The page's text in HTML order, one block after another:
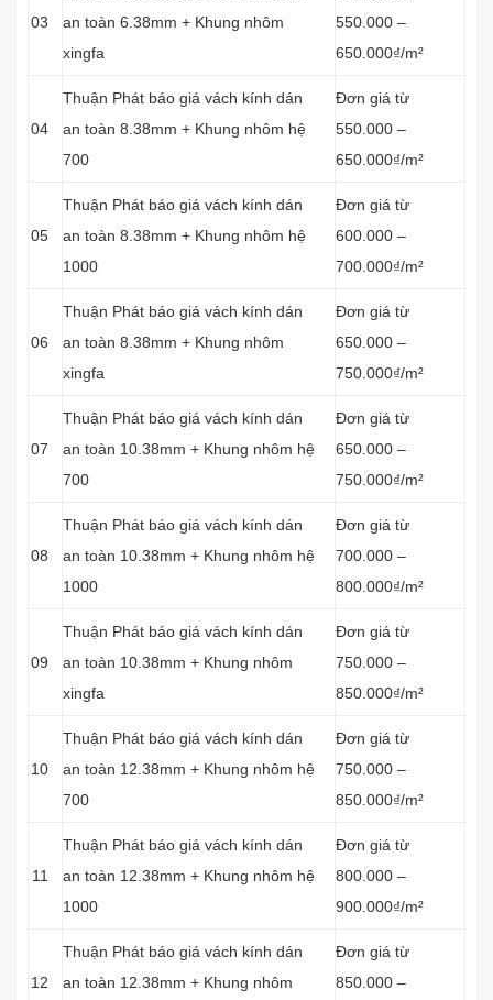
03
an toàn 6.38mm + Khung nhôm
xingfa
550.000 –
650.000₫/m²
04
Thuận Phát báo giá vách kính dán
an toàn 8.38mm + Khung nhôm hệ
700
Đơn giá từ
550.000 –
650.000₫/m²
05
Thuận Phát báo giá vách kính dán
an toàn 8.38mm + Khung nhôm hệ
1000
Đơn giá từ
600.000 –
700.000₫/m²
06
Thuận Phát báo giá vách kính dán
an toàn 8.38mm + Khung nhôm
xingfa
Đơn giá từ
650.000 –
750.000₫/m²
07
Thuận Phát báo giá vách kính dán
an toàn 10.38mm + Khung nhôm hệ
700
Đơn giá từ
650.000 –
750.000₫/m²
08
Thuận Phát báo giá vách kính dán
an toàn 10.38mm + Khung nhôm hệ
1000
Đơn giá từ
700.000 –
800.000₫/m²
09
Thuận Phát báo giá vách kính dán
an toàn 10.38mm + Khung nhôm
xingfa
Đơn giá từ
750.000 –
850.000₫/m²
10
Thuận Phát báo giá vách kính dán
an toàn 12.38mm + Khung nhôm hệ
700
Đơn giá từ
750.000 –
850.000₫/m²
11
Thuận Phát báo giá vách kính dán
an toàn 12.38mm + Khung nhôm hệ
1000
Đơn giá từ
800.000 –
900.000₫/m²
12
Thuận Phát báo giá vách kính dán
an toàn 12.38mm + Khung nhôm
Đơn giá từ
850.000 –